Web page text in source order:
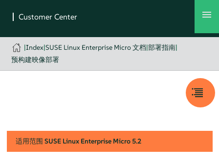
|Index|SUSE Linux Enterprise Micro 文档|部署指南|
预构建映像部署
适用范围 SUSE Linux Enterprise Micro 5.2